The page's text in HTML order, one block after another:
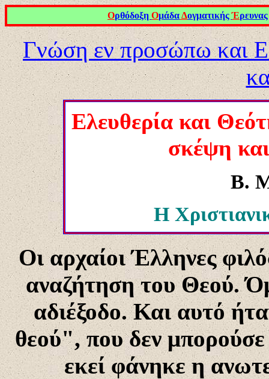
Ορθόδοξη ΟμάδαΔογματικήςΈρευνας
Γνώση εν προσώπω και
Ελευθερία και
σκέψη
Β.
Η
Οι αρχαίοι Έλληνες
αναζήτηση του Θεού.
αδιέξοδο. Και αυτό
θεού", που δεν
εκεί φάνηκε η